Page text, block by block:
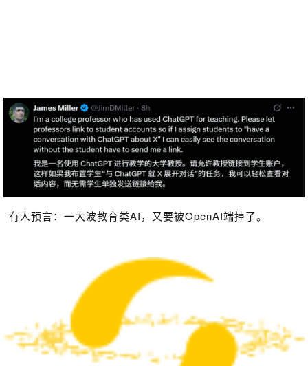
有人预言：一大波教育类AI，又要被OpenAI端掉了。